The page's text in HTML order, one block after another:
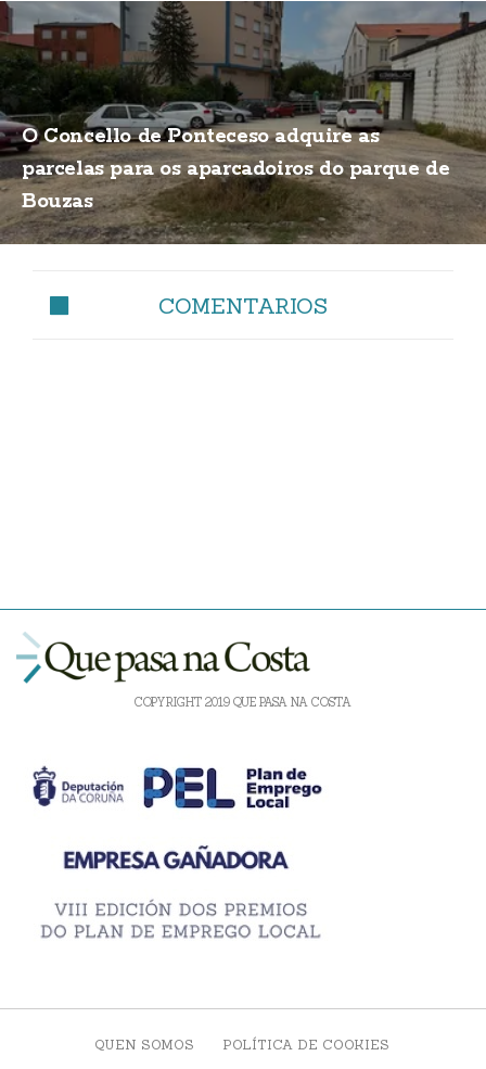
O Concello de Ponteceso adquire as
parcelas para os aparcadoiros do parque de
Bouzas
COMENTARIOS
COPYRIGHT 2019 QUE PASA NA COSTA
QUEN SOMOS
POLÍTICA DE COOKIES